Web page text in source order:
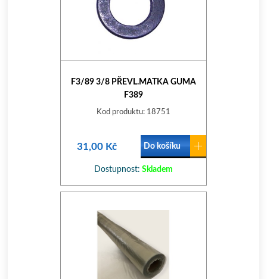
F3/89 3/8 PŘEVL.MATKA GUMA
F389
Kod produktu: 18751
31,00 Kč Do košíku
Dostupnost: Skladem